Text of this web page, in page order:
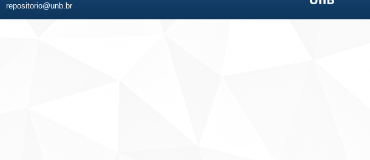
repositorio@unb.br